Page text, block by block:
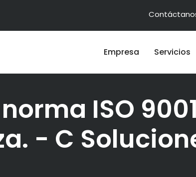
Empresa Servicios
ISO
- C